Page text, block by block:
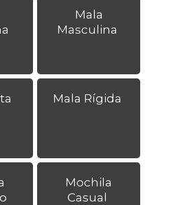
Mala
Masculina
Mala Rígida
Mochila
Casual